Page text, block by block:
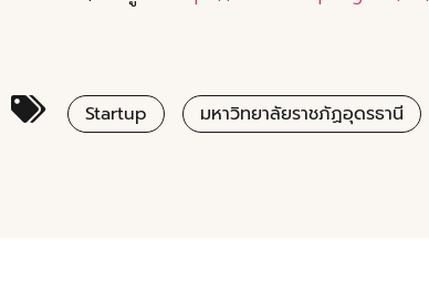
Startup มหาวิทยาลัยราชภัฏอุดรธานี